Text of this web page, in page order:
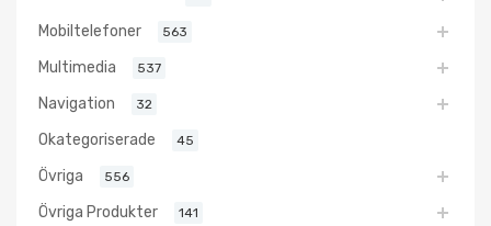
Mobiltelefoner 563
Multimedia 537
Navigation 32
Okategoriserade 45
Övriga 556
Övriga Produkter 141